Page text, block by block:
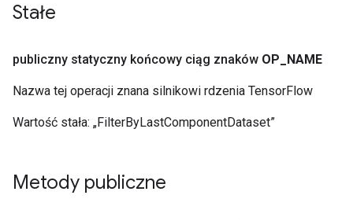
Stałe
publiczny statyczny końcowy ciąg znaków OP NAME
Nazwa tej operacji znana silnikowi rdzenia TensorFlow
Wartość stała: „FilterByLastComponentDataset”
Metody publiczne